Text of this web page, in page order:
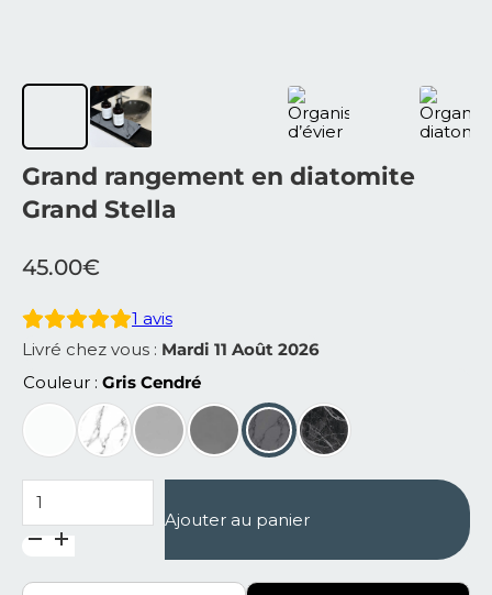
Grand rangement en diatomite
Grand Stella
45.00€
1 avis
Livré chez vous : Mardi 11 Août 2026
Couleur Gris Cendré
quantité de Grand rangement en diatomite Grand Stella
Ajouter au panier